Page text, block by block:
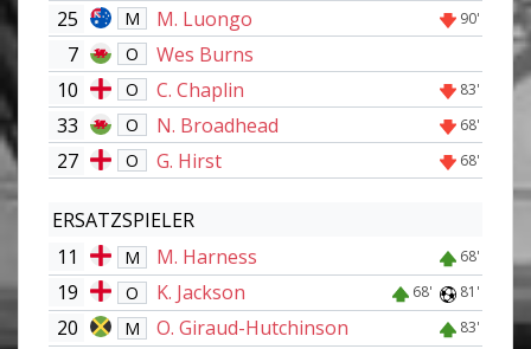
25 M M. Luongo 90'
7 O
Wes Burns
10
O C. Chaplin 83'
33 O N. Broadhead 68'
27 O G. Hirst 68'
ERSATZSPIELER
11
M M. Harness 68'
19 O K. Jackson 68' 81'
20 M O. Giraud-Hutchinson 83'